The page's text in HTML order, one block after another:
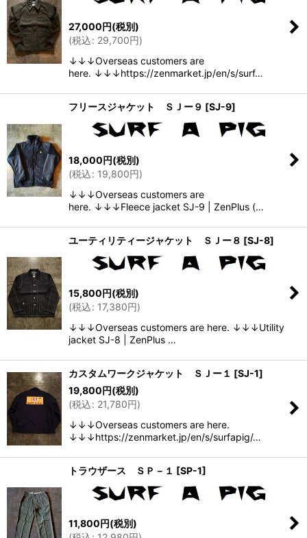
27,000円(税別)
(税込: 29,700円)
↓↓↓Overseas customers are
here. ↓↓↓https://zenmarket.jp/en/s/surf…
フリースジャケット ＳＪー９ [SJ-9]
18,000円(税別)
(税込: 19,800円)
↓↓↓Overseas customers are
here. ↓↓↓Fleece jacket SJ-9 | ZenPlus (…
ユーティリティージャケット ＳＪー８ [SJ-8]
15,800円(税別)
(税込: 17,380円)
↓↓↓Overseas customers are here. ↓↓↓Utility
jacket SJ-8 | ZenPlus …
カスタムワークジャケット ＳＪー１ [SJ-1]
19,800円(税別)
(税込: 21,780円)
↓↓↓Overseas customers are here.
↓↓↓https://zenmarket.jp/en/s/surfapig/…
トラウザース ＳＰ－１ [SP-1]
11,800円(税別)